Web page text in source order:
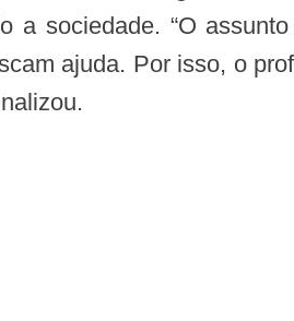
a sociedade. “O
ajuda. Por isso, o